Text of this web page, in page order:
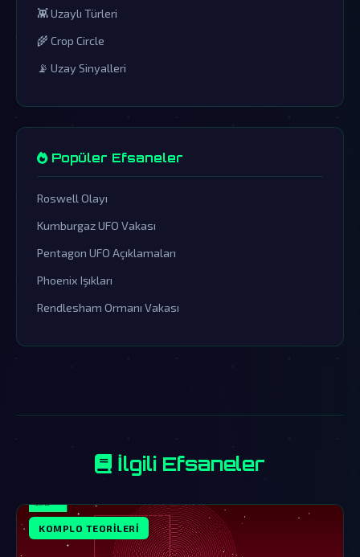
👾 Uzaylı Türleri
🌾 Crop Circle
📡 Uzay Sinyalleri
Popüler Efsaneler
Roswell Olayı
Kumburgaz UFO Vakası
Pentagon UFO Açıklamaları
Phoenix Işıkları
Rendlesham Ormanı Vakası
İlgili Efsaneler
KOMPLO TEORILERI